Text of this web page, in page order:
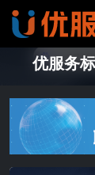
优服务